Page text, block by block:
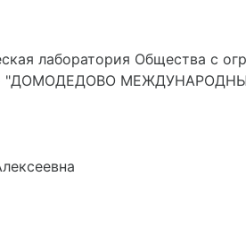
лаборатория Общества с
"ДОМОДЕДОВО